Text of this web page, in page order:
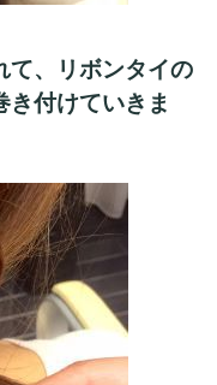
、リボンタイの
付けていきま